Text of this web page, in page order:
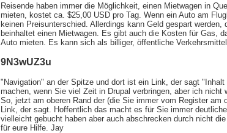
Reisende haben immer die Möglichkeit, einen Mietwagen in
mieten, kostet ca. $25,00 USD pro Tag. Wenn ein Auto am
keinen Preisunterschied. Allerdings kann Geld gespart
beinhaltet einen Mietwagen. Es gibt auch die Kosten für Gas,
Auto mieten. Es kann sich als billiger, öffentliche
9N3wUZ3u
"Navigation" an der Spitze und dort ist ein Link, der sagt
machen, wenn Sie viel Zeit in Drupal verbringen, aber ich
So, jetzt am oberen Rand der (die Sie immer vom Register am
Link, der sagt. Hoffentlich das macht es für Sie immer
vielleicht gebucht haben aber auch abschrecken durch nicht
für eure Hilfe. Jay